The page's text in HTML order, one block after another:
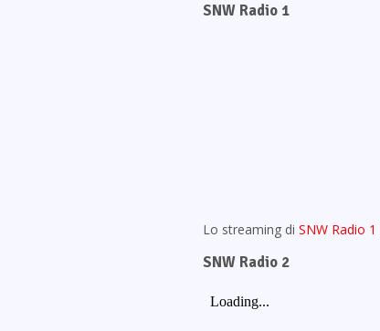
SNW Radio 1
Lo streaming di SNW Radio 1
SNW Radio 2